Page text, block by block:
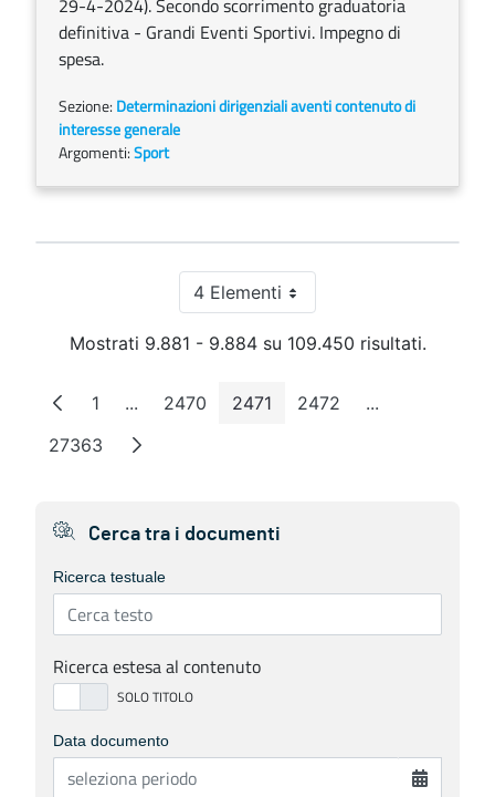
29-4-2024). Secondo scorrimento graduatoria
definitiva - Grandi Eventi Sportivi. Impegno di
spesa.
Sezione: Determinazioni dirigenziali aventi contenuto di
interesse generale
Argomenti:Sport
4 ElementiPer pagina
Mostrati 9.881 - 9.884 su 109.450 risultati.
Pagina
1 ...Pagine intermedie
Pagina
2470 Pagina
2471 Pagina
2472 ...Pagine
Pagina
27363
Cerca tra i documenti
Ricerca testuale
Ricerca estesa al contenuto
Data documento